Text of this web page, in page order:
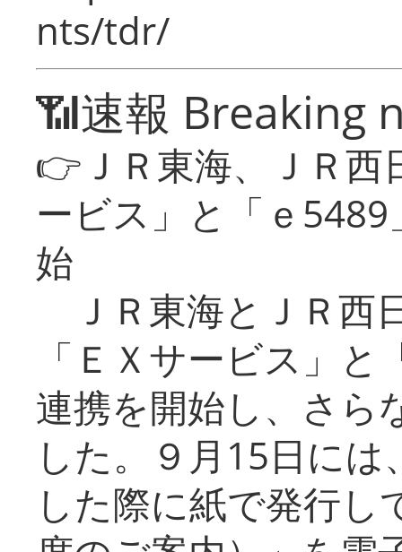
nts/tdr/
📶速報 Breaking
👉ＪＲ東海、ＪＲ
ービス」と「ｅ
始
ＪＲ東海とＪＲ西
「ＥＸサービス」
連携を開始し、さら
した。９月15日に
した際に紙で発行し